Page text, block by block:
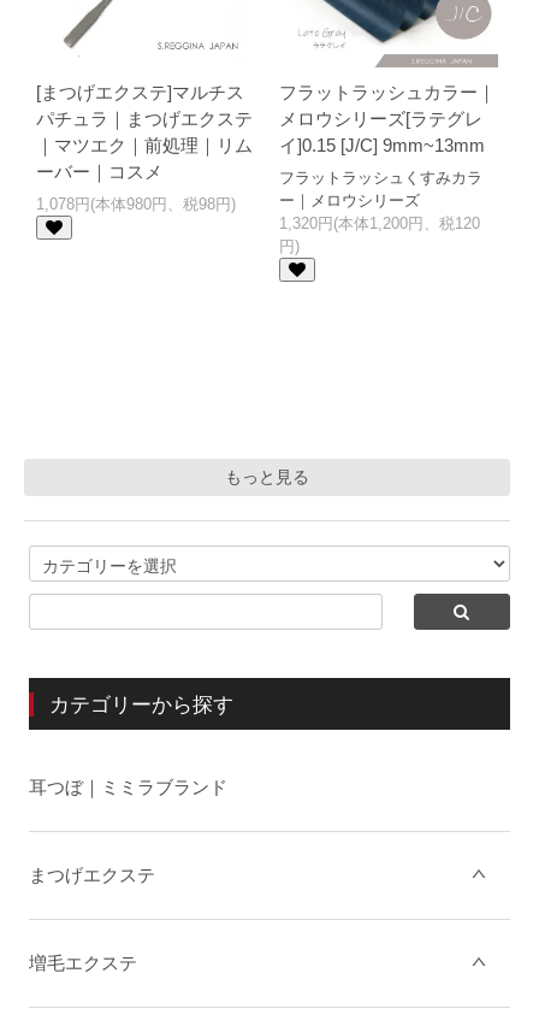
[まつげエクステ]マルチス
パチュラ｜まつげエクステ
｜マツエク｜前処理｜リム
ーバー｜コスメ
1,078円(本体980円、税98円)
フラットラッシュカラー｜
メロウシリーズ[ラテグレ
イ]0.15 [J/C] 9mm~13mm
フラットラッシュくすみカラ
ー｜メロウシリーズ
1,320円(本体1,200円、税120
円)
もっと見る
カテゴリーから探す
耳つぼ｜ミミラブランド
まつげエクステ
増毛エクステ